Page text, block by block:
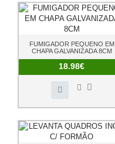
FUMIGADOR PEQUENO EM
CHAPA GALVANIZADA 8CM
18.98€